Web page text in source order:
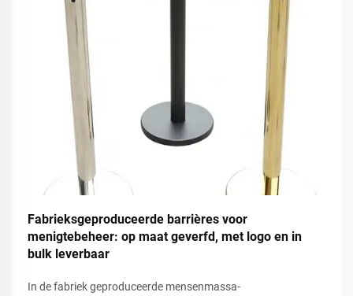
Fabrieksgeproduceerde barrières voor
menigtebeheer: op maat geverfd, met logo en in
bulk leverbaar
In de fabriek geproduceerde mensenmassa-